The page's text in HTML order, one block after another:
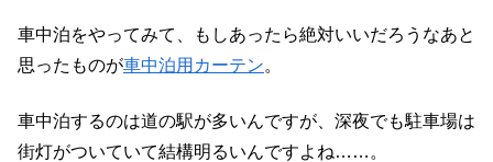
車中泊をやってみて、もしあったら絶対いいだろうなあと
思ったものが車中泊用カーテン。
車中泊するのは道の駅が多いんですが、深夜でも駐車場は
街灯がついていて結構明るいんですよね……。